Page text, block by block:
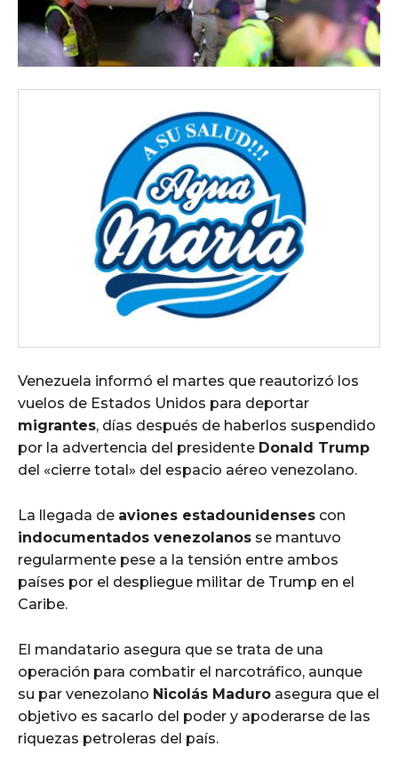
Venezuela informó el martes que reautorizó los
vuelos de Estados Unidos para deportar
migrantes, días después de haberlos suspendido
por la advertencia del presidente Donald Trump
del «cierre total» del espacio aéreo venezolano.
La llegada de aviones estadounidenses con
indocumentados venezolanos se mantuvo
regularmente pese a la tensión entre ambos
países por el despliegue militar de Trump en el
Caribe.
El mandatario asegura que se trata de una
operación para combatir el narcotráfico, aunque
su par venezolano Nicolás Maduro asegura que el
objetivo es sacarlo del poder y apoderarse de las
riquezas petroleras del país.